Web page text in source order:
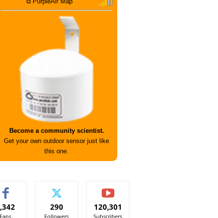
Become a community scientist.
Get your own outdoor sensor just like
this one.
Fans
290
Followers
120,301
Subscribers